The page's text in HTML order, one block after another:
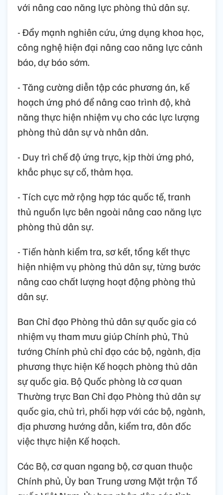
với nâng cao năng lực phòng thủ dân sự.
- Đẩy mạnh nghiên cứu, ứng dụng khoa học,
công nghệ hiện đại nâng cao năng lực cảnh
báo, dự báo sớm.
- Tăng cường diễn tập các phương án, kế
hoạch ứng phó để nâng cao trình độ, khả
năng thực hiện nhiệm vụ cho các lực lượng
phòng thủ dân sự và nhân dân.
- Duy trì chế độ ứng trực, kịp thời ứng phó,
khắc phục sự cố, thảm họa.
- Tích cực mở rộng hợp tác quốc tế, tranh
thủ nguồn lực bên ngoài nâng cao năng lực
phòng thủ dân sự.
- Tiến hành kiểm tra, sơ kết, tổng kết thực
hiện nhiệm vụ phòng thủ dân sự, từng bước
nâng cao chất lượng hoạt động phòng thủ
dân sự.
Ban Chỉ đạo Phòng thủ dân sự quốc gia có
nhiệm vụ tham mưu giúp Chính phủ, Thủ
tướng Chính phủ chỉ đạo các bộ, ngành, địa
phương thực hiện Kế hoạch phòng thủ dân
sự quốc gia. Bộ Quốc phòng là cơ quan
Thường trực Ban Chỉ đạo Phòng thủ dân sự
quốc gia, chủ trì, phối hợp với các bộ, ngành,
địa phương hướng dẫn, kiểm tra, đôn đốc
việc thực hiện Kế hoạch.
Các Bộ, cơ quan ngang bộ, cơ quan thuộc
Chính phủ, Ủy ban Trung ương Mặt trận Tổ